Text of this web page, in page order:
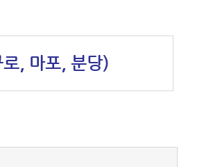
, 마포, 분당)